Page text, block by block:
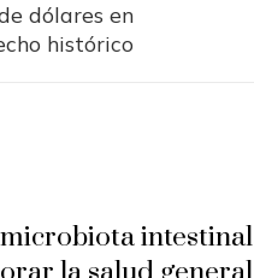
dólares en
histórico
intestinal